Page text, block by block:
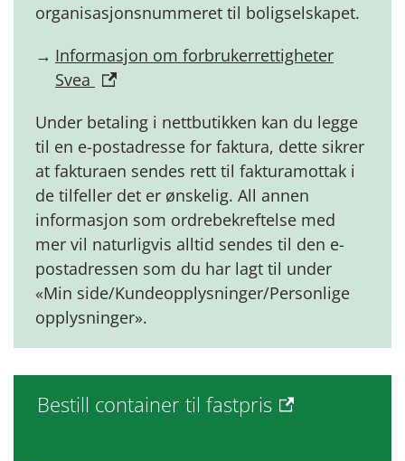
organisasjonsnummeret til boligselskapet.
Informasjon om forbrukerrettigheter
Svea
Under betaling i nettbutikken kan du legge
til en e-postadresse for faktura, dette sikrer
at fakturaen sendes rett til fakturamottak i
de tilfeller det er ønskelig. All annen
informasjon som ordrebekreftelse med
mer vil naturligvis alltid sendes til den e-
postadressen som du har lagt til under
«Min side/Kundeopplysninger/Personlige
opplysninger».
Bestill container til fastpris